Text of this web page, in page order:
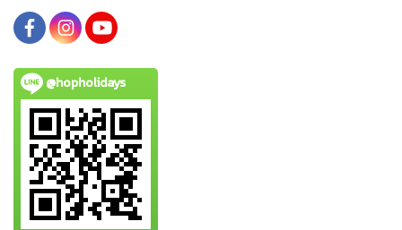
@hopholidays